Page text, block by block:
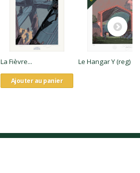
La Fièvre...
Ajouter au panier
Le Hangar Y (reg)